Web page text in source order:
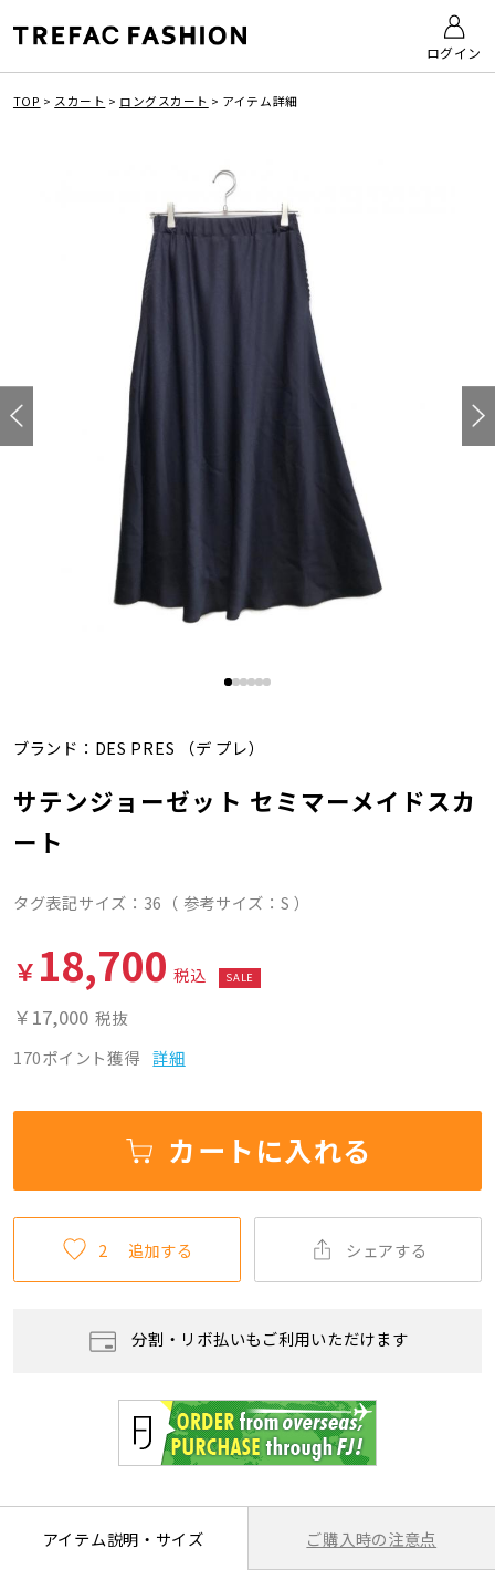
ログイン
TOP > スカート > ロングスカート > アイテム詳細
ブランド： DES PRES （デ プレ）
サテンジョーゼット セミマーメイドスカ
ート
タグ表記サイズ：36（ 参考サイズ：S ）
￥ 18,700 税込 SALE
￥17,000 税抜
170ポイント獲得 詳細
カートに入れる
2 追加する シェアする
分割・リボ払いもご利用いただけます
アイテム説明・サイズ ご購入時の注意点